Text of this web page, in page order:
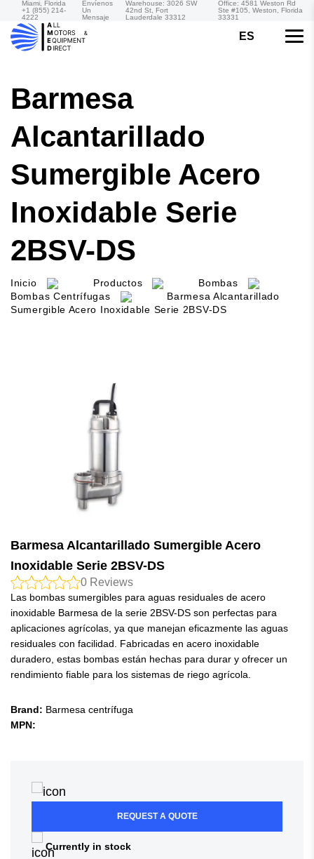
Miami, Florida
+1 (855) 214-
4222
Envíenos
Un
Mensaje
Warehouse: 3026 SW
42nd St, Fort
Lauderdale 33312
Office: 4581 Weston Rd
Ste #105, Weston, Florida
33331
ES
Barmesa
Alcantarillado
Sumergible Acero
Inoxidable Serie
2BSV-DS
Inicio Productos
Bombas
Bombas Centrífugas
Barmesa Alcantarillado
Sumergible Acero Inoxidable Serie 2BSV-DS
Barmesa Alcantarillado Sumergible Acero
Inoxidable Serie 2BSV-DS
0 Reviews
Las bombas sumergibles para aguas residuales de acero
inoxidable Barmesa de la serie 2BSV-DS son perfectas para
aplicaciones agrícolas, ya que manejan eficazmente las aguas
residuales con facilidad. Fabricadas en acero inoxidable
duradero, estas bombas están hechas para durar y ofrecer un
rendimiento fiable para los sistemas de riego agrícola.
Brand: Barmesa centrífuga
MPN:
REQUEST A QUOTE
Currently in stock